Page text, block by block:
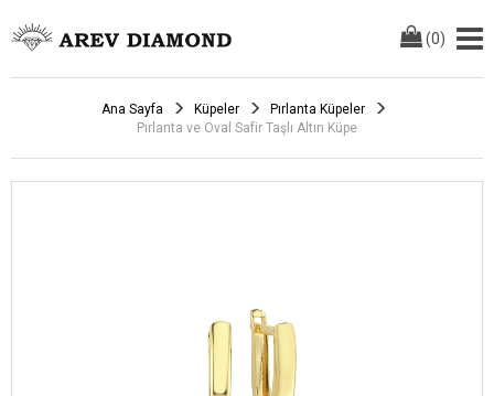
(0)
Ana Sayfa Küpeler
Pırlanta Küpeler
Pırlanta ve Oval Safir Taşlı Altın Küpe